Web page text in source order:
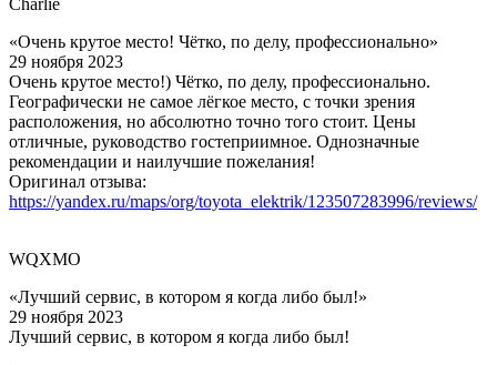
«Очень крутое место! Чётко, по делу, профессионально»
29 ноября 2023
Очень крутое место!) Чётко, по делу, профессионально.
Географически не самое лёгкое место, с точки зрения
расположения, но абсолютно точно того стоит. Цены
отличные, руководство гостеприимное. Однозначные
рекомендации и наилучшие пожелания!
Оригинал отзыва:
https://yandex.ru/maps/org/toyota_elektrik/123507283996/reviews/
WQXMO
«Лучший сервис, в котором я когда либо был!»
29 ноября 2023
Лучший сервис, в котором я когда либо был!